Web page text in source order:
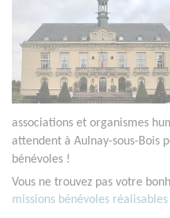
associations et organismes
attendent à Aulnay-sous-Bois
bénévoles !
Vous ne trouvez pas votre
missions bénévoles